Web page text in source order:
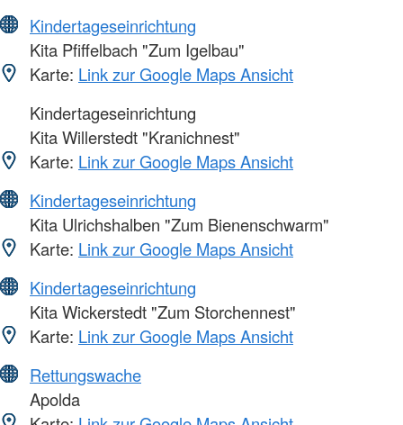
Kindertageseinrichtung
Kita Pfiffelbach "Zum Igelbau"
Karte: Link zur Google Maps Ansicht
Kindertageseinrichtung
Kita Willerstedt "Kranichnest"
Karte: Link zur Google Maps Ansicht
Kindertageseinrichtung
Kita Ulrichshalben "Zum Bienenschwarm"
Karte: Link zur Google Maps Ansicht
Kindertageseinrichtung
Kita Wickerstedt "Zum Storchennest"
Karte: Link zur Google Maps Ansicht
Rettungswache
Apolda